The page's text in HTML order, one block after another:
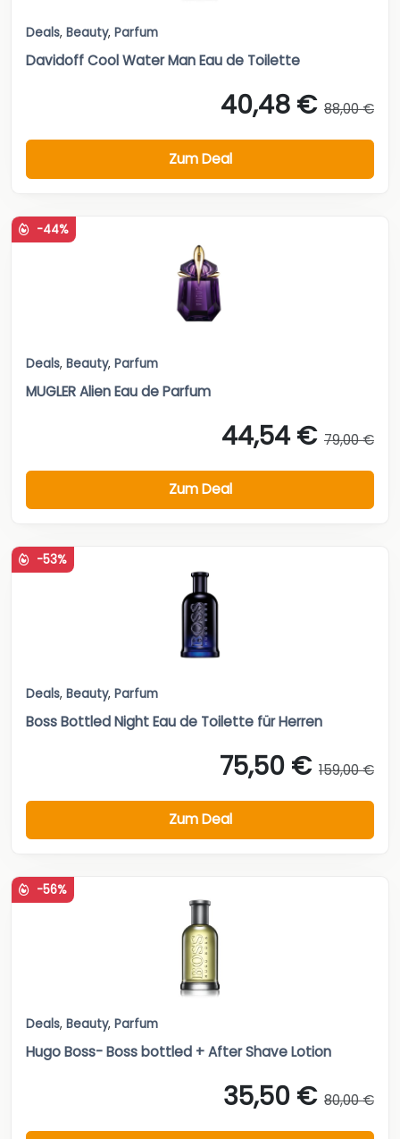
Deals, Beauty, Parfum
Davidoff Cool Water Man Eau de Toilette
40,48 € 88,00 €
Zum Deal
-44%
Deals, Beauty, Parfum
MUGLER Alien Eau de Parfum
44,54 € 79,00 €
Zum Deal
-53%
Deals, Beauty, Parfum
Boss Bottled Night Eau de Toilette für Herren
75,50 € 159,00 €
Zum Deal
-56%
Deals, Beauty, Parfum
Hugo Boss- Boss bottled + After Shave Lotion
35,50 € 80,00 €